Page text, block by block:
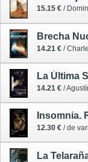
15.15 € /
Brecha
14.21 € /
La Última
14.21 € /
Insomnia.
12.30 € / de
La